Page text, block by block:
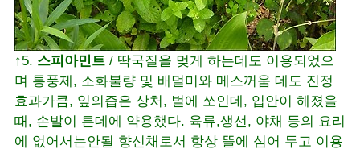
↑5. 스피아민트 / 딱국질을 멎게 하는데도 이용되었으
며 통풍제, 소화불량 및 배멀미와 메스꺼움 데도 진정
효과가큼, 잎의즙은 상처, 벌에 쏘인데, 입안이 헤졌을
때, 손발이 튼데에 약용했다. 육류,생선, 야채 등의 요리
에 없어서는안될 향신채로서 항상 뜰에 심어 두고 이용